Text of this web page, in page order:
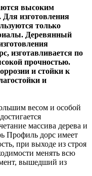
высоким
изготовления
только
Деревянный
изготавливается по
прочностью.
и стойки к
и
весом и особой
массива дерева и
Профиль дорс имеет
при выходе из строя
менять всю
вышедший из